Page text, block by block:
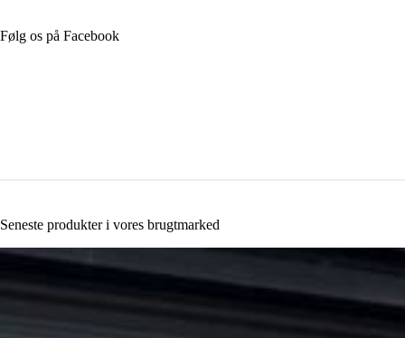
Følg os på Facebook
Seneste produkter i vores brugtmarked